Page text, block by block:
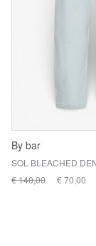
By bar
€ 140,00
€ 70,00